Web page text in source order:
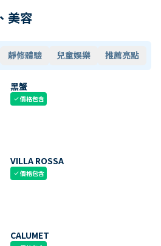
美容
靜修體驗 兒童娛樂 推薦亮點
黑蟹
check價格包含
VILLA ROSSA
check價格包含
CALUMET